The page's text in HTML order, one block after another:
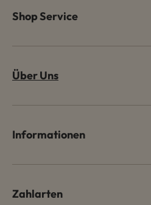
Shop Service
Über Uns
Informationen
Zahlarten